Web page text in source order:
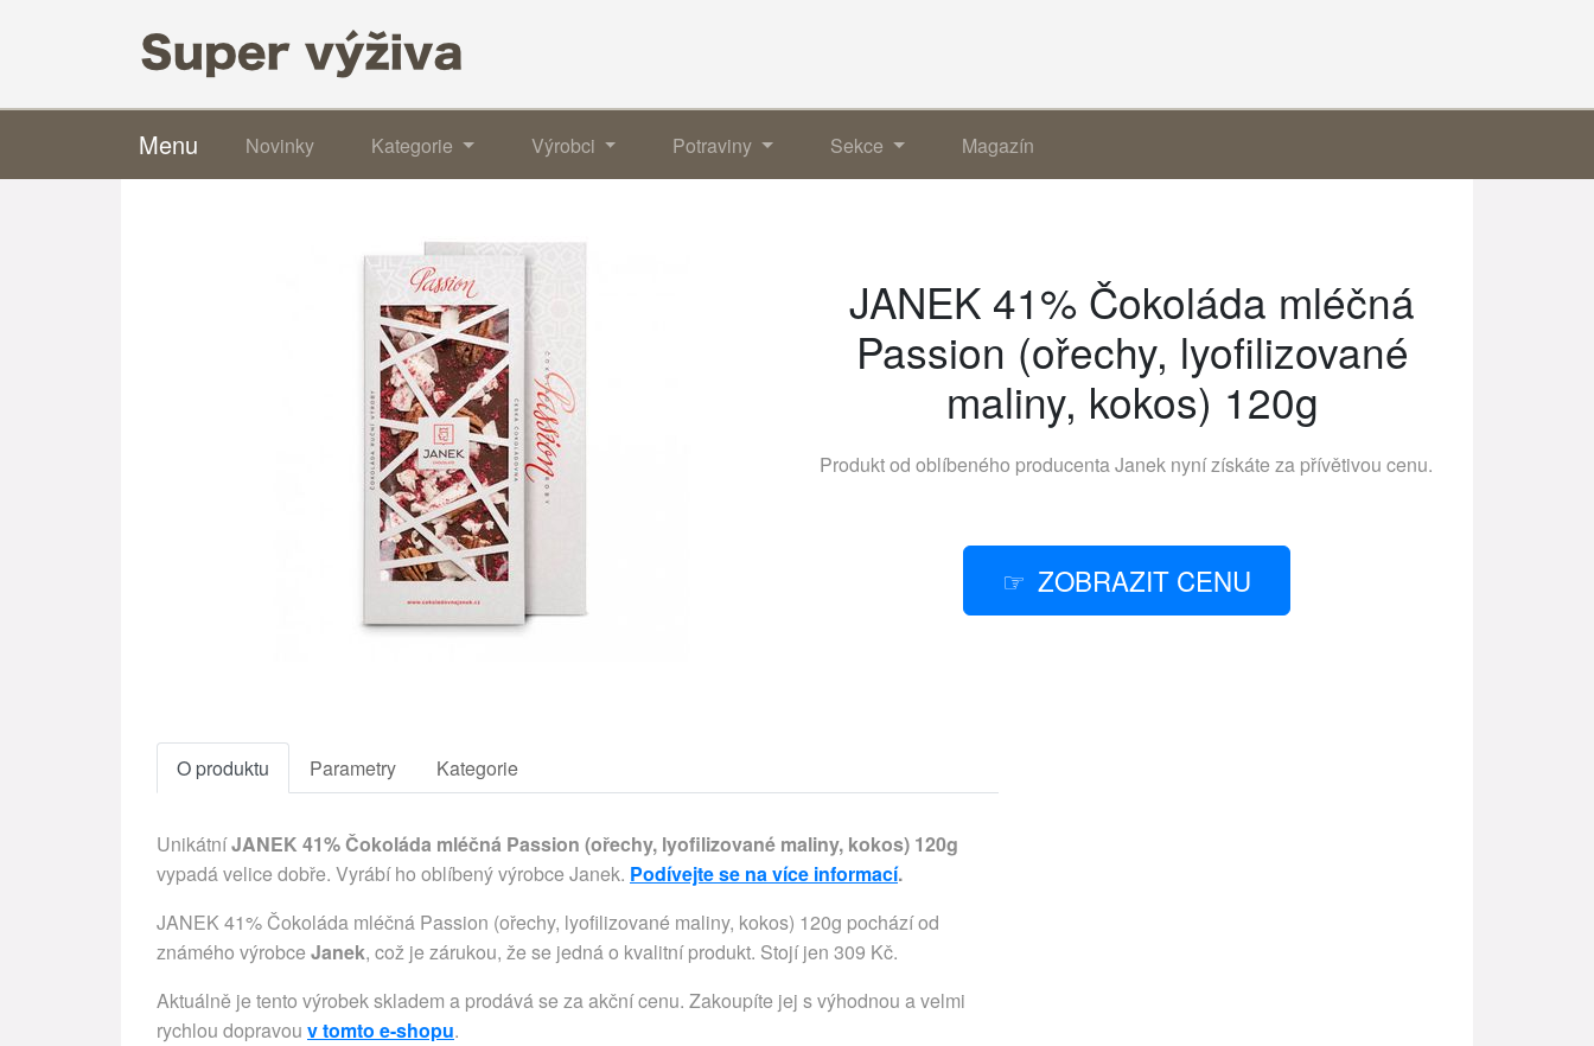
Menu Novinky Kategorie Výrobci Potraviny Sekce Magazín
JANEK 41% Čokoláda mléčná
Passion (ořechy, lyofilizované
maliny, kokos) 120g
Produkt od oblíbeného producentaJanek nyní získáte za přívětivou cenu.
ZOBRAZIT CENU
O produktu Parametry Kategorie
UnikátníJANEK 41% Čokoláda mléčná Passion (ořechy, lyofilizované maliny, kokos) 120g
vypadá velice dobře. Vyrábí ho oblíbený výrobce Janek. Podívejte se na více informací.
JANEK 41% Čokoláda mléčná Passion (ořechy, lyofilizované maliny, kokos) 120g pochází od
známého výrobce Janek, což je zárukou, že se jedná o kvalitní produkt. Stojí jen 309 Kč.
Aktuálně je tento výrobek skladem a prodává se za akční cenu. Zakoupíte jej s výhodnou a velmi
rychlou dopravou v tomto e-shopu.